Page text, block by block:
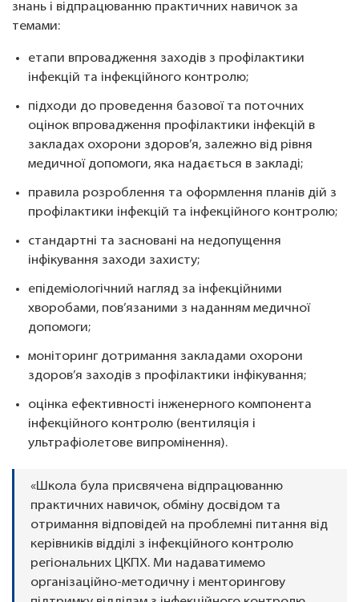
знань і відпрацюванню практичних навичок за
темами:
етапи впровадження заходів з профілактики
інфекцій та інфекційного контролю;
підходи до проведення базової та поточних
оцінок впровадження профілактики інфекцій в
закладах охорони здоров’я, залежно від рівня
медичної допомоги, яка надається в закладі;
правила розроблення та оформлення планів дій з
профілактики інфекцій та інфекційного контролю;
стандартні та засновані на недопущення
інфікування заходи захисту;
епідеміологічний нагляд за інфекційними
хворобами, пов’язаними з наданням медичної
допомоги;
моніторинг дотримання закладами охорони
здоров’я заходів з профілактики інфікування;
оцінка ефективності інженерного компонента
інфекційного контролю (вентиляція і
ультрафіолетове випромінення).
«Школа була присвячена відпрацюванню
практичних навичок, обміну досвідом та
отримання відповідей на проблемні питання від
керівників відділі з інфекційного контролю
регіональних ЦКПХ. Ми надаватимемо
організаційно-методичну і менторингову